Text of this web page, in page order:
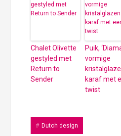
Chalet Olivette
gestyled met
Return to
Sender
Puik,
vormige
karaf met
twist
Dutch design